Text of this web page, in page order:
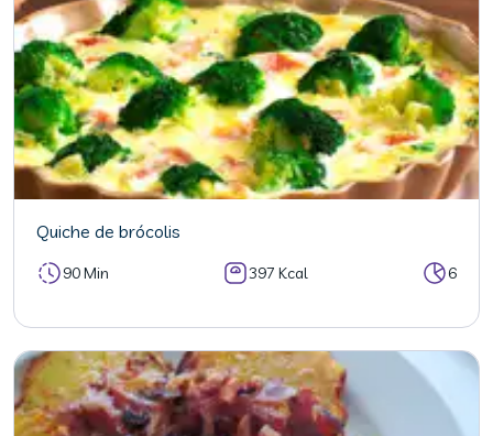
Quiche de brócolis
90 Min 397 Kcal 6